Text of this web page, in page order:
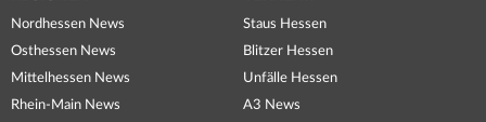
Nordhessen News
Osthessen News
Mittelhessen News
Rhein-Main News
Staus Hessen
Blitzer Hessen
Unfälle Hessen
A3 News